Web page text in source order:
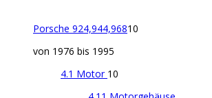
Porsche 924,944,96810
von 1976 bis 1995
4.1 Motor 10